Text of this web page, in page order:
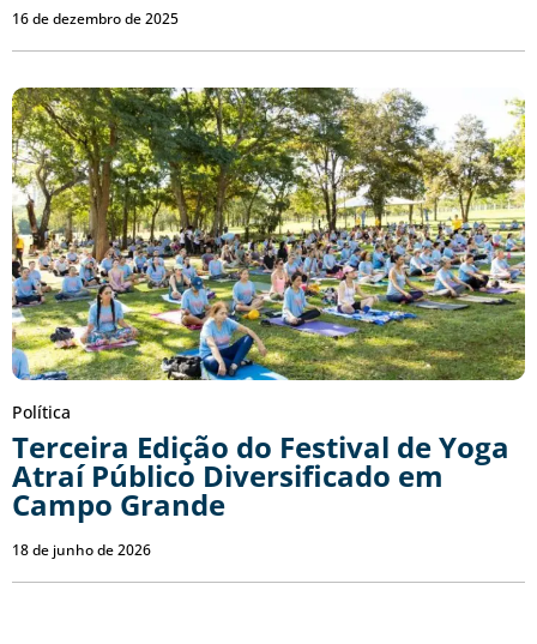
16 de dezembro de 2025
Política
Terceira Edição do Festival de Yoga
Atraí Público Diversificado em
Campo Grande
18 de junho de 2026